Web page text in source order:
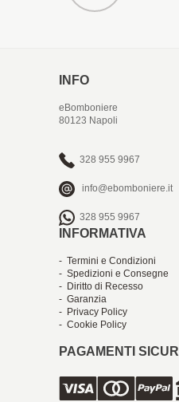
INFO
eBomboniere
80123 Napoli
328 955 9967
info@ebomboniere.it
328 955 9967
INFORMATIVA
- Termini e Condizioni
- Spedizioni e Consegne
- Diritto di Recesso
- Garanzia
- Privacy Policy
- Cookie Policy
PAGAMENTI SICURI